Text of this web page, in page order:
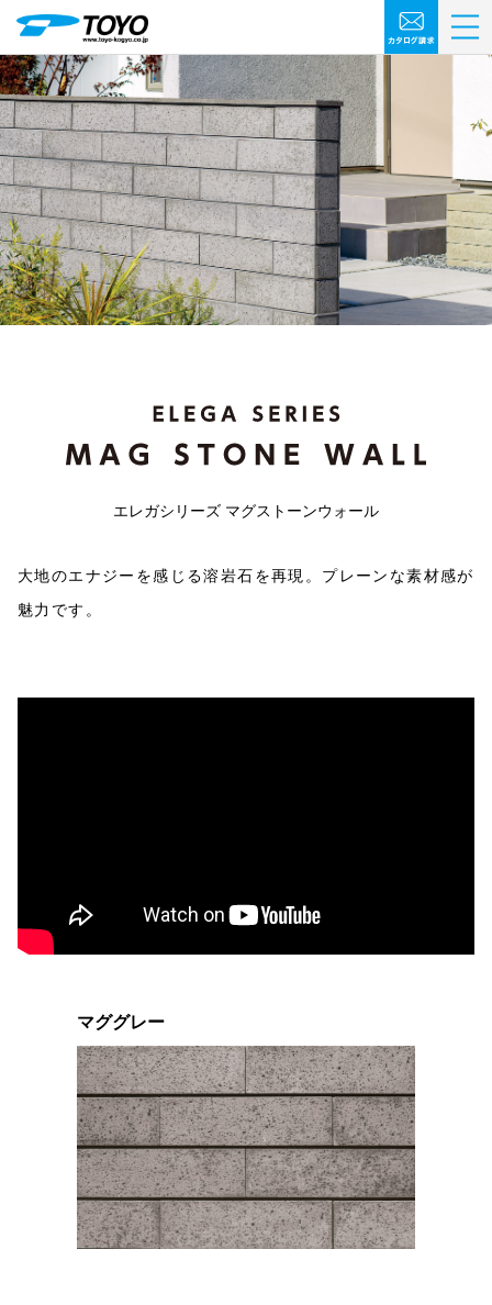
エレガシリーズ マグストーンウォール
大地のエナジーを感じる溶岩石を再現。 プレーンな素材感が
魅力です。
マググレー